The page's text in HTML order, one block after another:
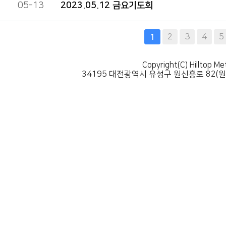
05-13 2023.05.12 금요기도회
1 2 3 4 5
Copyright(C) Hilltop
34195 대전광역시 유성구 원신흥로